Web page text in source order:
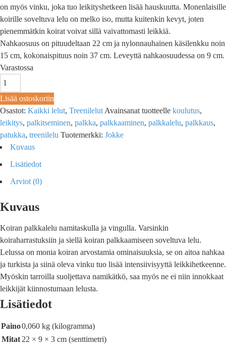
on myös vinku, joka tuo leikityshetkeen lisää hauskuutta. Monenlaisille
koirille soveltuva lelu on melko iso, mutta kuitenkin kevyt, joten
pienemmätkin koirat voivat sillä vaivattomasti leikkiä.
Nahkaosuus on pituudeltaan 22 cm ja nylonnauhainen käsilenkku noin
15 cm, kokonaispituus noin 37 cm. Leveyttä nahkaosuudessa on 9 cm.
Varastossa
Lisää ostoskoriin
Osastot: Kaikki lelut, Treenilelut Avainsanat tuotteelle koulutus,
leikitys, palkitseminen, palkka, palkkaaminen, palkkalelu, palkkaus,
patukka, treenilelu Tuotemerkki: Jokke
Kuvaus
Lisätiedot
Arviot (0)
Kuvaus
Koiran palkkalelu namitaskulla ja vingulla. Varsinkin
koiraharrastuksiin ja siellä koiran palkkaamiseen soveltuva lelu.
Lelussa on monia koiran arvostamia ominaisuuksia, se on aitoa nahkaa
ja turkista ja siinä oleva vinku tuo lisää intensiivisyyttä leikkihetkeenne.
Myöskin tarroilla suoljettava namikätkö, saa myös ne ei niin innokkaat
leikkijät kiinnostumaan lelusta.
Lisätiedot
Paino0,060 kg (kilogramma)
Mitat 22 × 9 × 3 cm (senttimetri)